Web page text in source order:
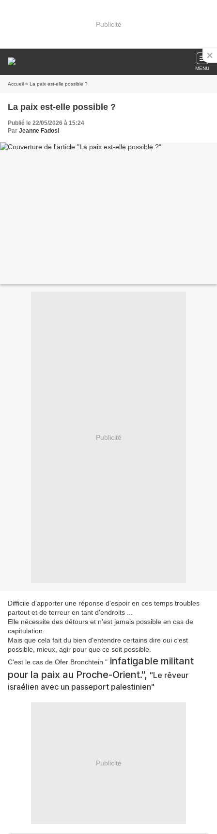
Publicité
MENU
Accueil » La paix est-elle possible ?
La paix est-elle possible ?
Publié le 22/05/2026 à 15:24
Par Jeanne Fadosi
Publicité
Difficile d'apporter une réponse d'espoir en ces temps troubles
partout et de terreur en tant d'endroits ...
Elle nécessite des détours et n'est jamais possible en cas de
capitulation.
Mais que cela fait du bien d'entendre certains dire oui c'est
possible, mieux, agir pour que ce soit possible.
C'est le cas de Ofer Bronchtein " infatigable militant
pour la paix au Proche-Orient.", "Le rêveur
israélien avec un passeport palestinien"
Publicité